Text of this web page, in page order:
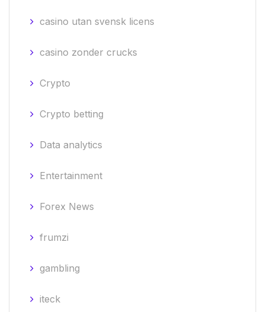
casino utan svensk licens
casino zonder crucks
Crypto
Crypto betting
Data analytics
Entertainment
Forex News
frumzi
gambling
iteck